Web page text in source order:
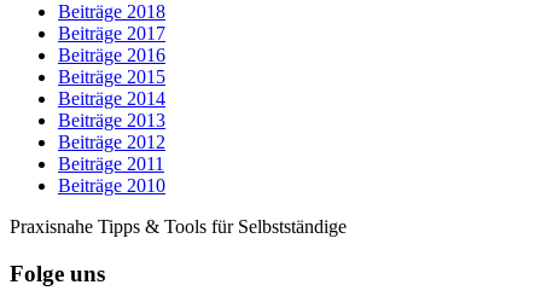
Beiträge 2018
Beiträge 2017
Beiträge 2016
Beiträge 2015
Beiträge 2014
Beiträge 2013
Beiträge 2012
Beiträge 2011
Beiträge 2010
Praxisnahe Tipps & Tools für Selbstständige
Folge uns